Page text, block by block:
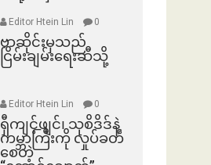
Editor Htein Lin 0
ဗာဆိုင်းမှသည်
ငြိမ်းချမ်းရေးဆီသို့
Editor Htein Lin 0
ရှီကျင့်ဖျင်၊ သုစိဒိဒ်နဲ့
ကမ္ဘာကြီးကို လှုပ်ခတ်
စေတဲ့